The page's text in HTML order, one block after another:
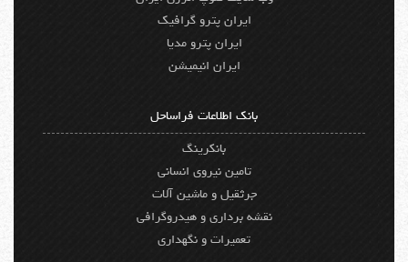
ایران پترو گرافیک
ایران پترو مدیا
ایران انیمیشن
بانک اطلاعات فراساحل
بانکرینگ
تامین نیروی انسانی
جرثقیل و ماشین آلات
نقشه برداری و هیدروگرافی
تعمیرات و نگهداری